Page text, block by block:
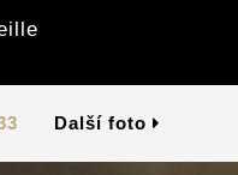
Další foto